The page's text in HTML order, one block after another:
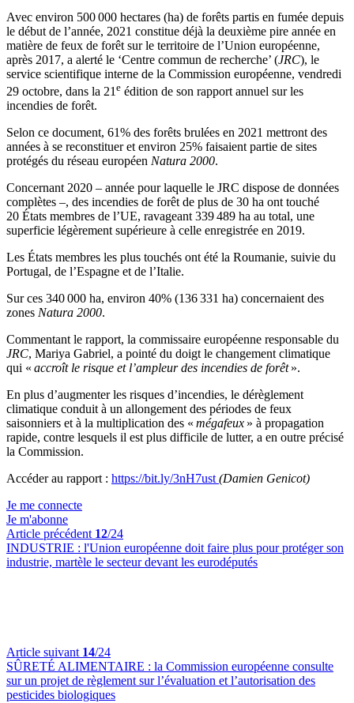
Avec environ 500 000 hectares (ha) de forêts partis en fumée depuis
le début de l’année, 2021 constitue déjà la deuxième pire année en
matière de feux de forêt sur le territoire de l’Union européenne,
après 2017, a alerté le ‘Centre commun de recherche’ (JRC), le
service scientifique interne de la Commission européenne, vendredi
29 octobre, dans la 21 e édition de son rapport annuel sur les
incendies de forêt.
Selon ce document, 61% des forêts brulées en 2021 mettront des
années à se reconstituer et environ 25% faisaient partie de sites
protégés du réseau européen Natura 2000.
Concernant 2020 – année pour laquelle le JRC dispose de données
complètes –, des incendies de forêt de plus de 30 ha ont touché
20 États membres de l’UE, ravageant 339 489 ha au total, une
superficie légèrement supérieure à celle enregistrée en 2019.
Les États membres les plus touchés ont été la Roumanie, suivie du
Portugal, de l’Espagne et de l’Italie.
Sur ces 340 000 ha, environ 40% (136 331 ha) concernaient des
zones Natura 2000.
Commentant le rapport, la commissaire européenne responsable du
JRC, Mariya Gabriel, a pointé du doigt le changement climatique
qui « accroît le risque et l’ampleur des incendies de forêt».
En plus d’augmenter les risques d’incendies, le dérèglement
climatique conduit à un allongement des périodes de feux
saisonniers et à la multiplication des « mégafeux » à propagation
rapide, contre lesquels il est plus difficile de lutter, a en outre précisé
la Commission.
Accéder au rapport : https://bit.ly/3nH7ust (Damien Genicot)
Je me connecte
Je m'abonne
Article précédent 12/24
INDUSTRIE : l'Union européenne doit faire plus pour protéger son
industrie, martèle le secteur devant les eurodéputés
Article suivant 14/24
SÛRETÉ ALIMENTAIRE : la Commission européenne consulte
sur un projet de règlement sur l’évaluation et l’autorisation des
pesticides biologiques